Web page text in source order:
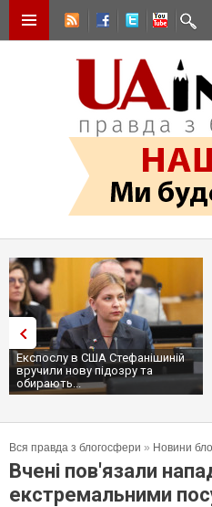
Експослу в США Стефанішиній
вручили нову підозру та
обирають...
Вся правда з блогосфери » Новини
Вчені пов'язали
екстремальними